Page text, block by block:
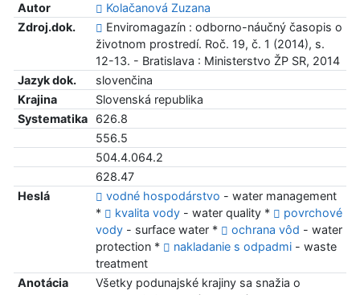
Autor
Kolačanová Zuzana
Zdroj.dok.
Enviromagazín : odborno-náučný časopis o
životnom prostredí. Roč. 19, č. 1 (2014), s.
12-13. - Bratislava : Ministerstvo ŽP SR, 2014
Jazyk dok.
slovenčina
Krajina
Slovenská republika
Systematika
626.8
556.5
504.4.064.2
628.47
Heslá
vodné hospodárstvo - water management
*
kvalita vody- water quality *
povrchové
vody- surface water * ochrana vôd - water
protection *
nakladanie s odpadmi- waste
treatment
Anotácia
Všetky podunajské krajiny sa snažia o